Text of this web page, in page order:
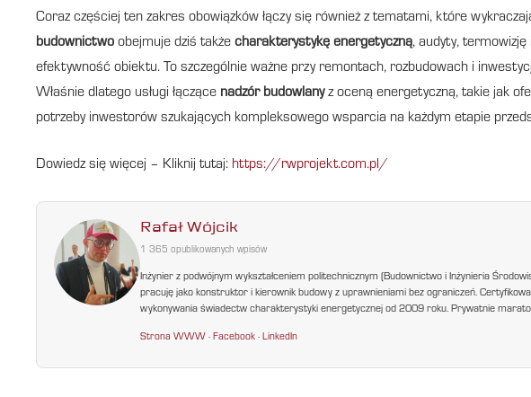
Coraz częściej ten zakres obowiązków łączy się również z tematami, które
budownictwo obejmuje dziś także charakterystykę energetyczną, audyty,
efektywność obiektu. To szczególnie ważne przy remontach, rozbudowach i
Właśnie dlatego usługi łączące nadzór budowlanyz oceną energetyczną, takie jak
potrzeby inwestorów szukających kompleksowego wsparcia na każdym etapie
Dowiedz się więcej – Kliknij tutaj: https://rwprojekt.com.pl/
Rafał Wójcik
1 365 opublikowanych wpisów
Inżynier z podwójnym wykształceniem politechnicznym (Budownictwo i Inżynieria
pracuję jako konstruktor i kierownik budowy z uprawnieniami bez ograniczeń.
wykonywania świadectw charakterystyki energetycznej od 2009 roku. Prywatnie
Strona WWW ·Facebook ·LinkedIn